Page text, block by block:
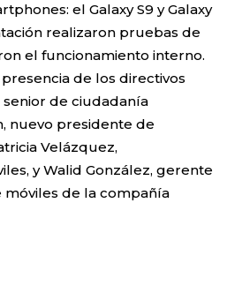
el Galaxy S9 y Galaxy
realizaron pruebas de
el funcionamiento interno.
de los directivos
de ciudadanía
nuevo presidente de
Velázquez,
y Walid González, gerente
de la compañía